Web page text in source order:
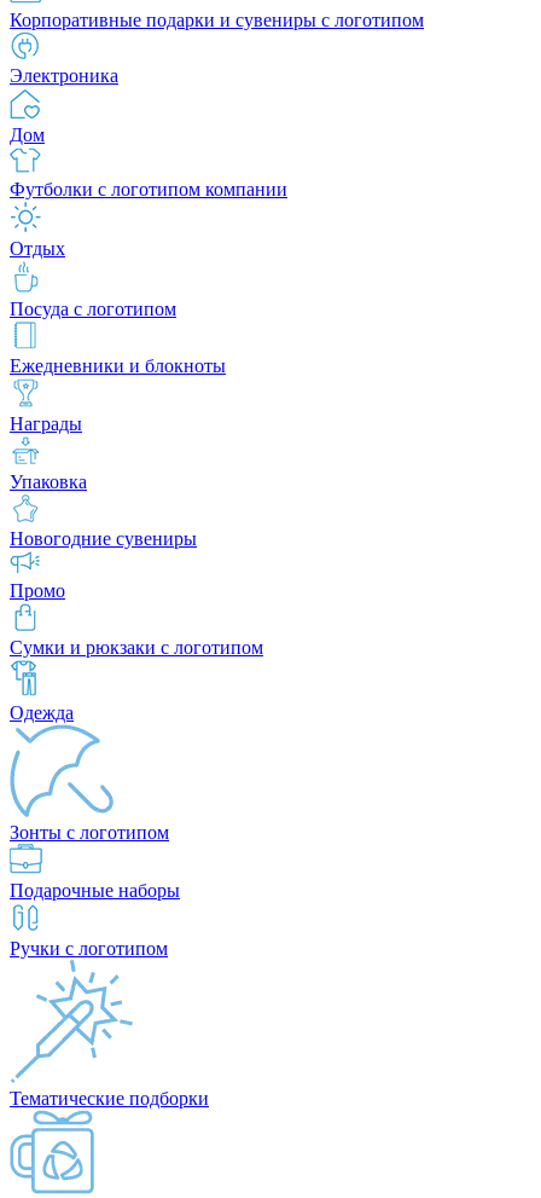
Корпоративные подарки и сувениры с логотипом
Электроника
Дом
Футболки с логотипом компании
Отдых
Посуда с логотипом
Ежедневники и блокноты
Награды
Упаковка
Новогодние сувениры
Промо
Сумки и рюкзаки с логотипом
Одежда
Зонты с логотипом
Подарочные наборы
Ручки с логотипом
Тематические подборки